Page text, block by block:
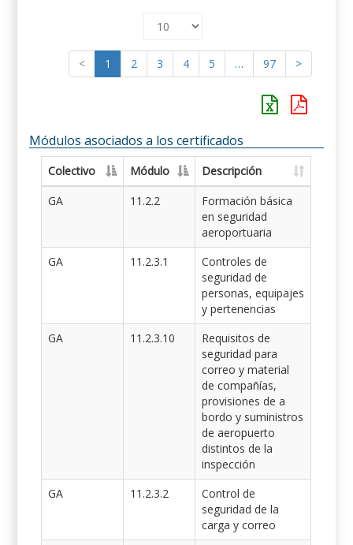
< 1 2 3 4 5 … 97 >
Módulos asociados a los certificados
Colectivo Módulo
Descripción
GA
11.2.2
Formación básica
en seguridad
aeroportuaria
GA
11.2.3.1
Controles de
seguridad de
personas, equipajes
y pertenencias
GA
11.2.3.10
Requisitos de
seguridad para
correo y material
de compañías,
provisiones de a
bordo y suministros
de aeropuerto
distintos de la
inspección
GA
11.2.3.2
Control de
seguridad de la
carga y correo